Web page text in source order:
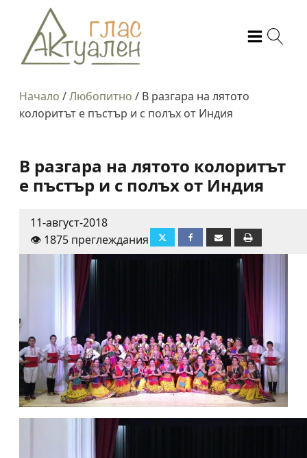
Начало /Любопитно / В разгара на лятото
колоритът е пъстър и с полъх от Индия
В разгара на лятото колоритът
е пъстър и с полъх от Индия
11-август-2018
👁️ 1875 преглеждания